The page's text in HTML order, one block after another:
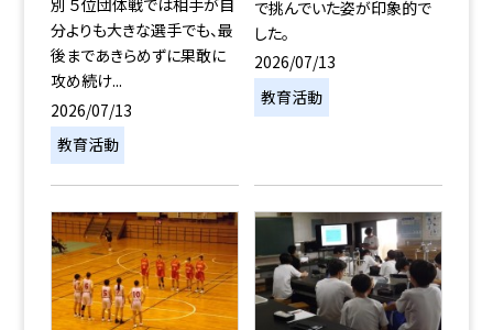
分よりも大きな選手でも、最
後まであきらめずに果敢に
攻め続け...
2026/07/13
教育活動
で挑んでいた姿が印象的で
した。
2026/07/13
教育活動